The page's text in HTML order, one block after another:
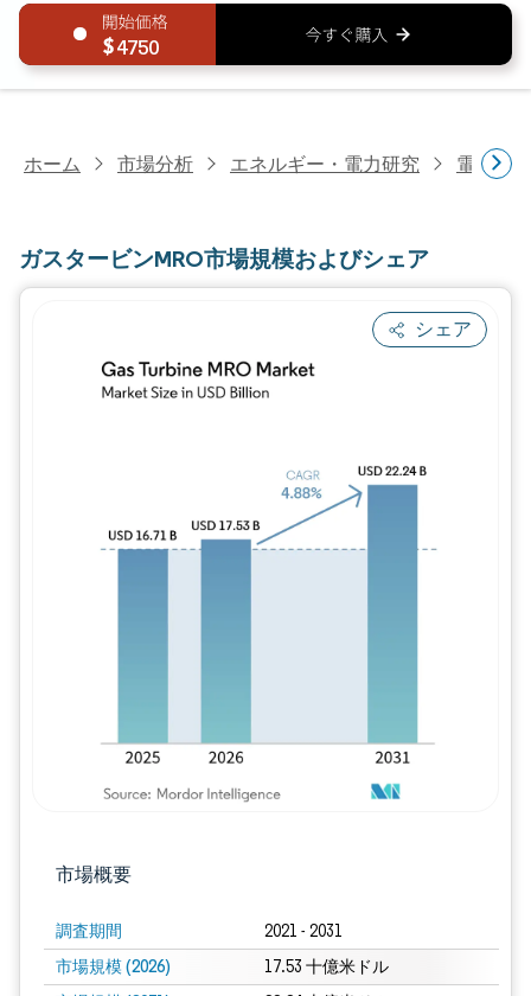
4750
ホーム 市場分析 エネルギー・電力研究 電力設
ガスタービンMRO市場規模およびシェア
シェア
市場概要
調査期間 2021 - 2031
市場規模 (2026) 17.53 十億米ドル